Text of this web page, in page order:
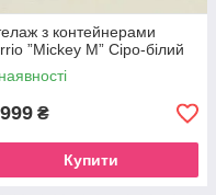
з контейнерами
”Mickey M” Сіро-білий
₴
Купити